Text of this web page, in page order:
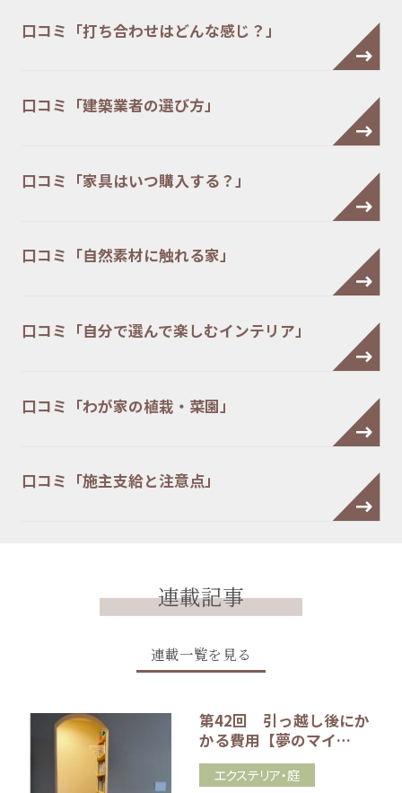
口コミ「打ち合わせはどんな感じ？」
口コミ「建築業者の選び方」
口コミ「家具はいつ購入する？」
口コミ「自然素材に触れる家」
口コミ「自分で選んで楽しむインテリア」
口コミ「わが家の植栽・菜園」
口コミ「施主支給と注意点」
連載記事
連載一覧を見る
第42回 引っ越し後にか
かる費用【夢のマイ…
エクステリア・庭